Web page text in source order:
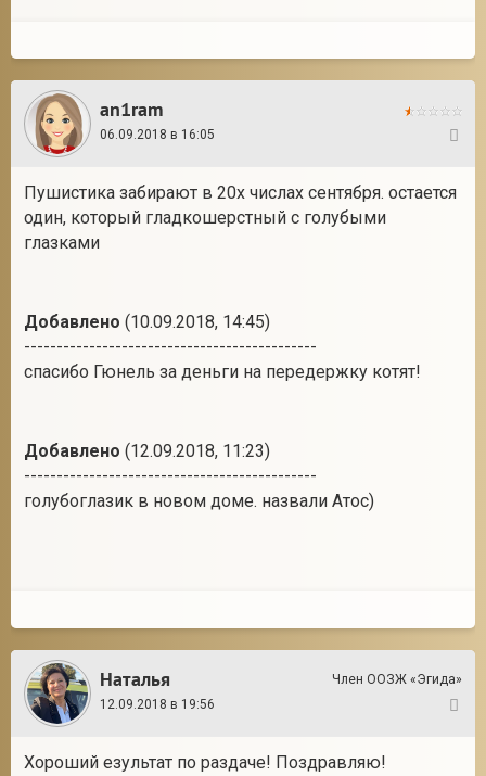
an1ram
06.09.2018 в 16:05
Пушистика забирают в 20х числах сентября. остается
один, который гладкошерстный с голубыми
глазками
Добавлено (10.09.2018, 14:45)
---------------------------------------------
спасибо Гюнель за деньги на передержку котят!
Добавлено (12.09.2018, 11:23)
---------------------------------------------
голубоглазик в новом доме. назвали Атос)
Наталья
Член ООЗЖ «Эгида»
12.09.2018 в 19:56
Хороший езультат по раздаче! Поздравляю!